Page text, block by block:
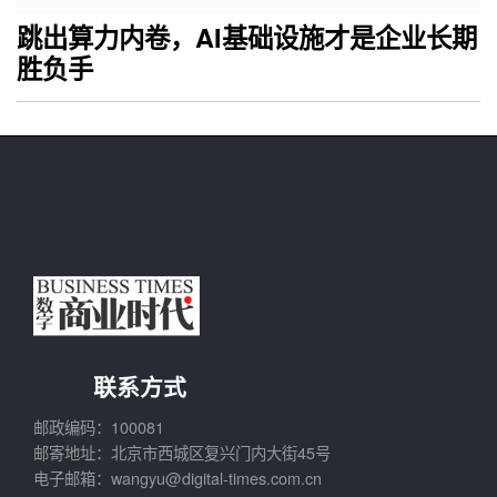
跳出算力内卷，AI基础设施才是企业长期
胜负手
联系方式
邮政编码：100081
邮寄地址：北京市西城区复兴门内大街45号
电子邮箱：wangyu@digital-times.com.cn